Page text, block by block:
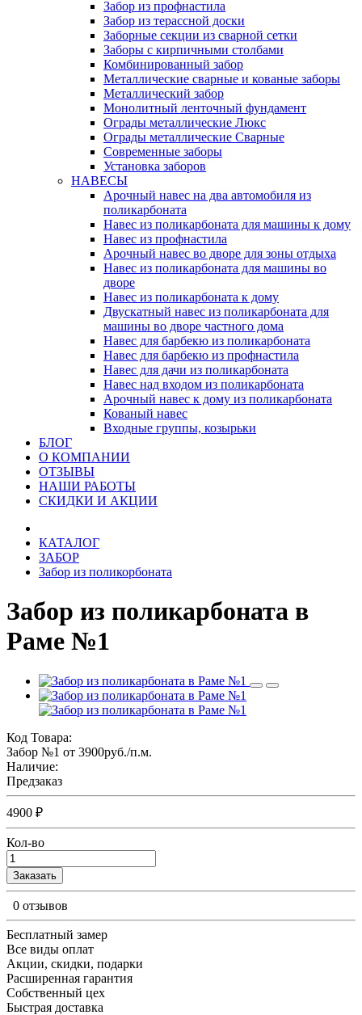
Забор из профнастила
Забор из терассной доски
Заборные секции из сварной сетки
Заборы с кирпичными столбами
Комбинированный забор
Металлические сварные и кованые заборы
Металлический забор
Монолитный ленточный фундамент
Ограды металлические Люкс
Ограды металлические Сварные
Современные заборы
Установка заборов
НАВЕСЫ
Арочный навес на два автомобиля из
поликарбоната
Навес из поликарбоната для машины к дому
Навес из профнастила
Арочный навес во дворе для зоны отдыха
Навес из поликарбоната для машины во
дворе
Навес из поликарбоната к дому
Двускатный навес из поликарбоната для
машины во дворе частного дома
Навес для барбекю из поликарбоната
Навес для барбекю из профнастила
Навес для дачи из поликарбоната
Навес над входом из поликарбоната
Арочный навес к дому из поликарбоната
Кованый навес
Входные группы, козырьки
БЛОГ
О КОМПАНИИ
ОТЗЫВЫ
НАШИ РАБОТЫ
СКИДКИ И АКЦИИ
КАТАЛОГ
ЗАБОР
Забор из поликорбоната
Забор из поликарбоната в
Раме №1
Код Товара:
Забор №1 от 3900руб./п.м.
Наличие:
Предзаказ
4900 ₽
Кол-во
Заказать
0 отзывов
Бесплатный замер
Все виды оплат
Акции, скидки, подарки
Расширенная гарантия
Собственный цех
Быстрая доставка